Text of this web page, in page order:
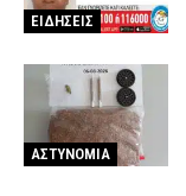
ΕΙΔΗΣΕΙΣ
ΑΣΤΥΝΟΜΙΑ